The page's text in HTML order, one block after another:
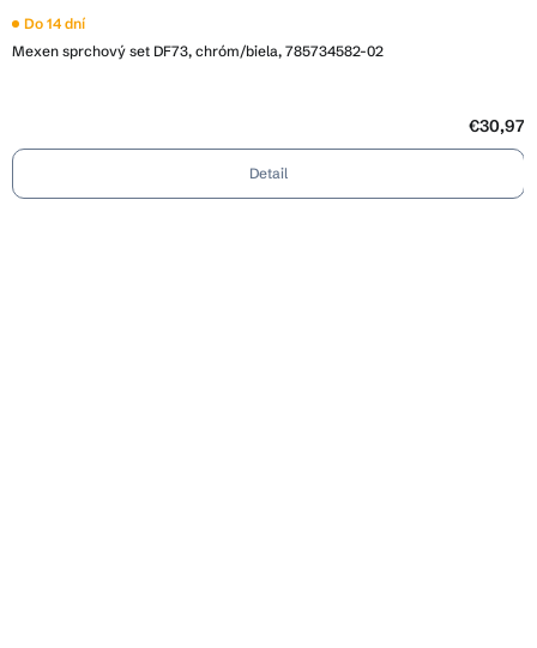
Mexen sprchový set DF73, chróm/biela, 785734582-02
Do 14 dní
€30,97
Detail